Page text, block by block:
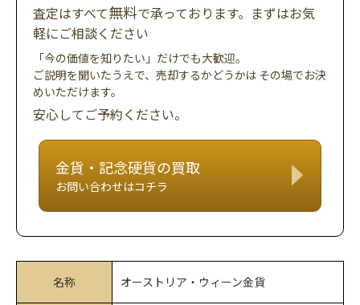
査定はすべて無料で承っております。まずはお気
軽にご相談ください
「今の価値を知りたい」だけでも大歓迎。
ご説明を聞いたうえで、売却するかどうかは その場でお決
めいただけます。
安心してご予約ください。
金貨・記念硬貨の買取
お問い合わせはコチラ
名称 オーストリア・ウィーン金貨